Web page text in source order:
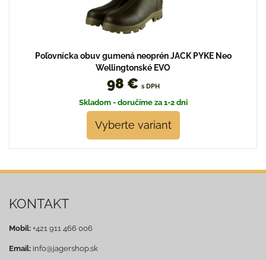
Poľovnícka obuv gumená neoprén JACK PYKE Neo
Wellingtonské EVO
98 € s DPH
Skladom - doručíme za 1-2 dni
Vyberte variant
KONTAKT
Mobil: +421 911 466 006
Email: info@jagershop.sk